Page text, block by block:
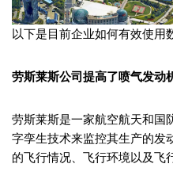
以下是目前企业如何有效使用
劳斯莱斯公司提高了喷气发动
劳斯莱斯是一家航空航天和国
字孪生技术来监控其生产的发
的飞行情况、飞行环境以及飞